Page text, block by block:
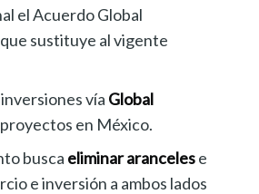
el Acuerdo Global
sustituye al vigente
vía Global
en México.
busca eliminar arancelese
e inversión a ambos lados